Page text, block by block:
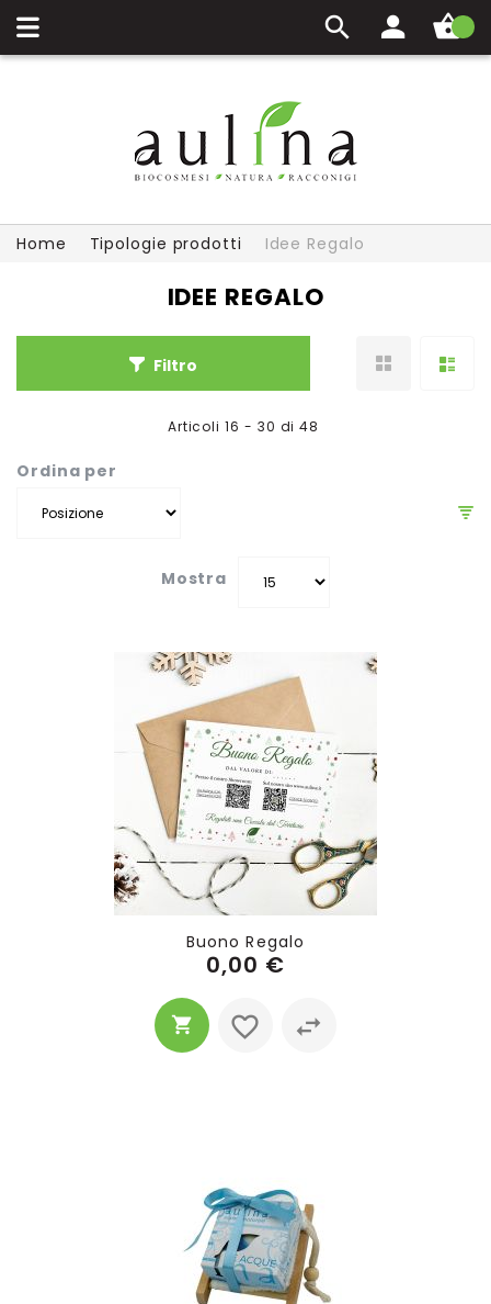
Carrello
Home Tipologie prodotti Idee Regalo
IDEE REGALO
Filtro
Ordina per
Articoli 16 - 30 di 48
Mostra
Buono Regalo
0,00 €